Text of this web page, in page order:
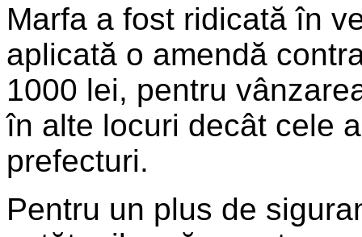
Marfa a fost ridicată în
aplicată o amendă
1000 lei, pentru
în alte locuri decât cele
prefecturi.
Pentru un plus de